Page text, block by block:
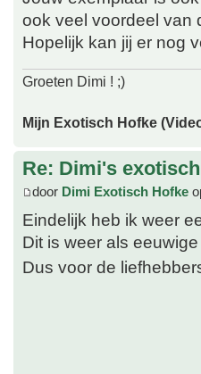
ook veel voordeel van
Hopelijk kan jij er nog
Groeten Dimi ! ;)
Mijn Exotisch Hofke
Re: Dimi's
door Dimi Exotisch Hofke
Eindelijk heb ik weer
Dit is weer als
Dus voor de